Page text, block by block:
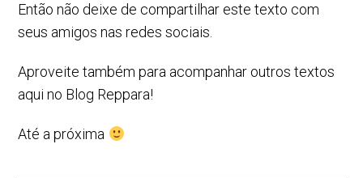
Então não deixe de compartilhar este texto com
seus amigos nas redes sociais.
Aproveite também para acompanhar outros textos
aqui no Blog Reppara!
Até a próxima